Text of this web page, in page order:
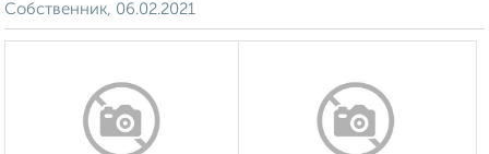
Собственник, 06.02.2021